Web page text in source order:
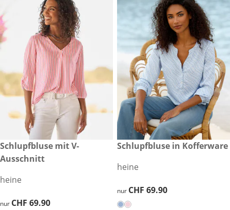
CHF 69.90
Schlupfbluse mit V-
Ausschnitt
heine
CHF 69.90
nur CHF 69.90
CHF 69.90
Schlupfbluse in Kofferware
heine
CHF 69.90
nur CHF 69.90